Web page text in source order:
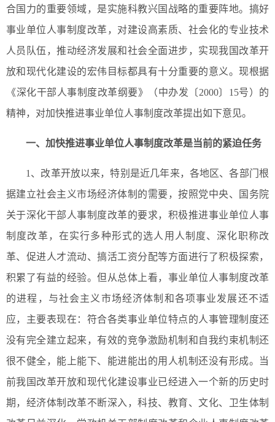
合国力的重要领域，是实施科教兴国战略的重要阵地。搞好
事业单位人事制度改革，对建设高素质、社会化的专业技术
人员队伍，推动经济发展和社会全面进步，实现我国改革开
放和现代化建设的宏伟目标都具有十分重要的意义。现根据
《深化干部人事制度改革纲要》（中办发〔2000〕15号）的
精神，对加快推进事业单位人事制度改革提出如下意见。
一、 加快推进事业单位人事制度改革是当前的紧迫任务
1、改革开放以来，特别是近几年来，各地区、各部门根
据建立社会主义市场经济体制的需要，按照党中央、国务院
关于深化干部人事制度改革的要求，积极推进事业单位人事
制度改革，在实行多种形式的选人用人制度、深化职称改
革、促进人才流动、搞活工资分配等方面进行了积极探索，
积累了有益的经验。但从总体上看，事业单位人事制度改革
的进程，与社会主义市场经济体制和各项事业发展还不适
应，主要表现在：符合各类事业单位特点的人事管理制度还
没有完全建立起来，有效的竞争激励机制和自我约束机制还
很不健全，能上能下、能进能出的用人机制还没有形成。当
前我国改革开放和现代化建设事业已经进入一个新的历史时
期，经济体制改革不断深入，科技、教育、文化、卫生体制